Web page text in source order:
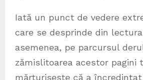
Iată un punct de vedere
care se desprinde din
asemenea, pe parcursul
zămislitoarea acestor pagini
mărturisește că a